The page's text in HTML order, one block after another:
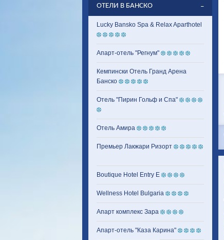
ОТЕЛИ В БАНСКО
Lucky Bansko Spa & Relax Aparthotel
Апарт-отель "Регнум"
Кемпински Отель Гранд Арена
Банско
Отель "Пирин Гольф и Спа"
Отель Амира
Премьер Лакжари Ризорт
Boutique Hotel Entry E
Wellness Hotel Bulgaria
Апарт комплекс Зара
Апарт-отель "Каза Карина"